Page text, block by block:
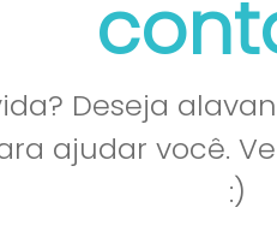
Deseja
ajudar você.
:)